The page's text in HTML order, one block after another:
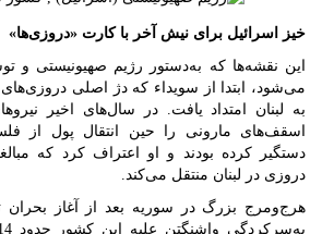
خیز اسرائیل برای نیش آخر با کارت «دروزی‌ها»
این نقشه‌ها که به‌دستور رژیم صهیونیستی و
می‌شود، ابتدا از سویداء که دژ اصلی
به لبنان امتداد یافت. در سال‌های اخیر
اسقف‌های مارونی را حین انتقال پول از
دستگیر کرده بودند و او اعتراف کرد که
دروزی در لبنان منتقل می‌کند.
هرج‌ومرج بزرگ در سوریه بعد از آغاز